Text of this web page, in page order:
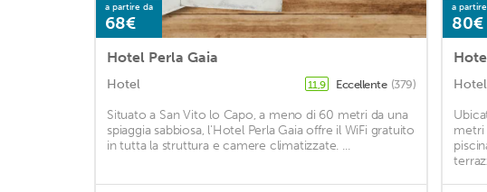
a partire da
68€
Hotel Perla Gaia
Hotel 11,9 Eccellente (379)
Situato a San Vito lo Capo, a meno di 60 metri da una
spiaggia sabbiosa, l'Hotel Perla Gaia offre il WiFi gratuito
in tutta la struttura e camere climatizzate. ...
a
80€
Hotel
metri